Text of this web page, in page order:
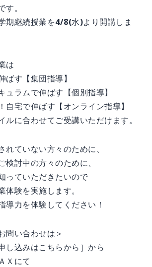
。
期継続授業を4/8(水)より開講しま
は
す【集団指導】
ラムで伸ばす【個別指導】
宅で伸ばす【オンライン指導】
ルに合わせてご受講いただけます。
れていない方々のために、
検討中の方々のために、
っていただきたいので
体験を実施します。
導力を体験してください！
問い合わせは＞
し込みはこちらから］から
Ｘにて